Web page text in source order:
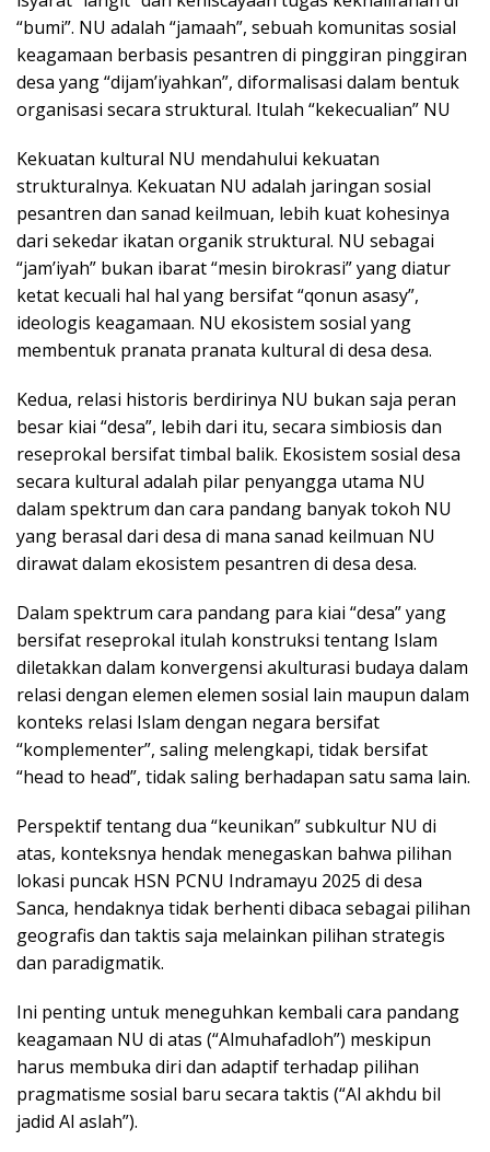
“bumi”. NU adalah “jamaah”, sebuah komunitas sosial
keagamaan berbasis pesantren di pinggiran pinggiran
desa yang “dijam’iyahkan”, diformalisasi dalam bentuk
organisasi secara struktural. Itulah “kekecualian” NU
Kekuatan kultural NU mendahului kekuatan
strukturalnya. Kekuatan NU adalah jaringan sosial
pesantren dan sanad keilmuan, lebih kuat kohesinya
dari sekedar ikatan organik struktural. NU sebagai
“jam’iyah” bukan ibarat “mesin birokrasi” yang diatur
ketat kecuali hal hal yang bersifat “qonun asasy”,
ideologis keagamaan. NU ekosistem sosial yang
membentuk pranata pranata kultural di desa desa.
Kedua, relasi historis berdirinya NU bukan saja peran
besar kiai “desa”, lebih dari itu, secara simbiosis dan
reseprokal bersifat timbal balik. Ekosistem sosial desa
secara kultural adalah pilar penyangga utama NU
dalam spektrum dan cara pandang banyak tokoh NU
yang berasal dari desa di mana sanad keilmuan NU
dirawat dalam ekosistem pesantren di desa desa.
Dalam spektrum cara pandang para kiai “desa” yang
bersifat reseprokal itulah konstruksi tentang Islam
diletakkan dalam konvergensi akulturasi budaya dalam
relasi dengan elemen elemen sosial lain maupun dalam
konteks relasi Islam dengan negara bersifat
“komplementer”, saling melengkapi, tidak bersifat
“head to head”, tidak saling berhadapan satu sama lain.
Perspektif tentang dua “keunikan” subkultur NU di
atas, konteksnya hendak menegaskan bahwa pilihan
lokasi puncak HSN PCNU Indramayu 2025 di desa
Sanca, hendaknya tidak berhenti dibaca sebagai pilihan
geografis dan taktis saja melainkan pilihan strategis
dan paradigmatik.
Ini penting untuk meneguhkan kembali cara pandang
keagamaan NU di atas (“Almuhafadloh”) meskipun
harus membuka diri dan adaptif terhadap pilihan
pragmatisme sosial baru secara taktis (“Al akhdu bil
jadid Al aslah”).